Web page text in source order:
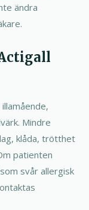
ändra
Mindre
klåda, trötthet
patienten
svår allergisk